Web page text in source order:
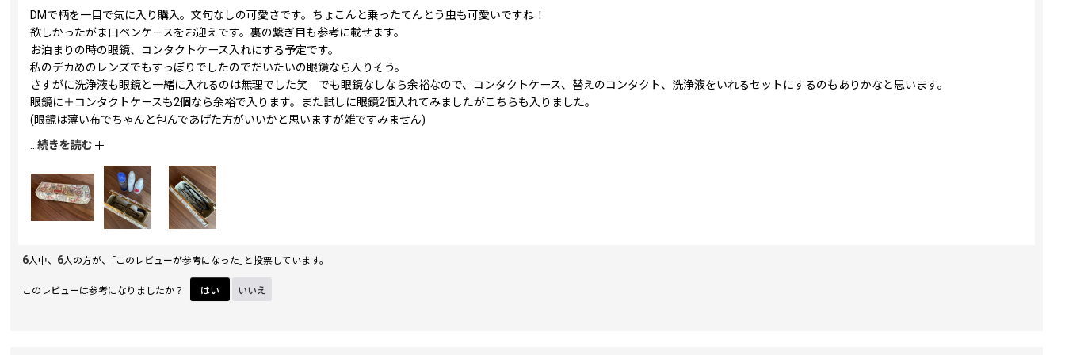
DMで柄を一目で気に入り購入。文句なしの可愛さです。ちょこんと乗ったてんとう虫も可愛いですね！
欲しかったがま口ペンケースをお迎えです。裏の繋ぎ目も参考に載せます。
お泊まりの時の眼鏡、コンタクトケース入れにする予定です。
私のデカめのレンズでもすっぽりでしたのでだいたいの眼鏡なら入りそう。
さすがに洗浄液も眼鏡と一緒に入れるのは無理でした笑 でも眼鏡なしなら余裕なので、コンタクトケース、替えのコンタクト、洗浄液をいれるセットにするのもありかなと思います。
眼鏡に＋コンタクトケースも2個なら余裕で入ります。また試しに眼鏡2個入れてみましたがこちらも入りました。
(眼鏡は薄い布でちゃんと包んであげた方がいいかと思いますが雑ですみません)
どなたかの参考になれば…！
続きを読む
6人中、 6人の方が、｢このレビューが参考になった｣と投票しています。
このレビューは参考になりましたか？ はい いいえ